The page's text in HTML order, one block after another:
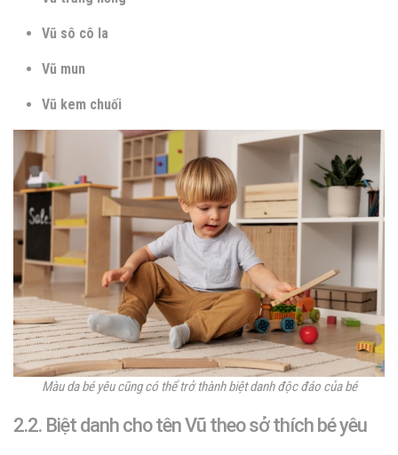
Vũ sô cô la
Vũ mun
Vũ kem chuối
Màu da bé yêu cũng có thể trở thành biệt danh độc đáo của bé
2.2. Biệt danh cho tên Vũ theo sở thích bé yêu